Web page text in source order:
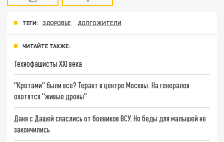
ТЕГИ: ЗДОРОВЬЕ ДОЛГОЖИТЕЛИ
ЧИТАЙТЕ ТАКЖЕ:
Технофашисты XXI века
"Кротами" были все? Теракт в центре Москвы: На генералов
охотятся "живые дроны"
Даня с Дашей спаслись от боевиков ВСУ. Но беды для малышей не
закончились